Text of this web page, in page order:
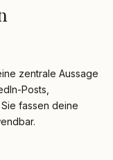
zentrale Aussage
Posts,
fassen deine